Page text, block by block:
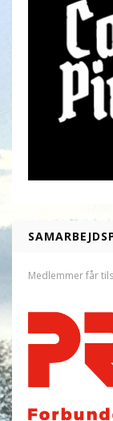
Medlemmer får